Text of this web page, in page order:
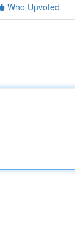
Who Upvoted